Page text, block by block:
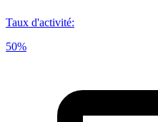
Taux d'activité:
50%